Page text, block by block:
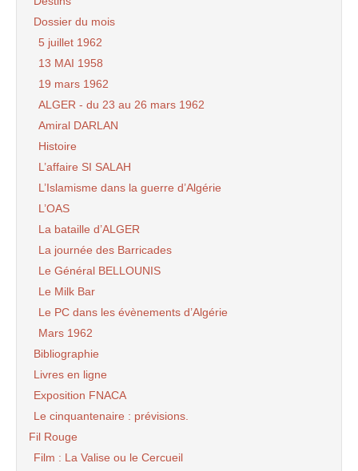
Dossier du mois
5 juillet 1962
13 MAI 1958
19 mars 1962
ALGER - du 23 au 26 mars 1962
Amiral DARLAN
Histoire
L’affaire SI SALAH
L’Islamisme dans la guerre d’Algérie
L’OAS
La bataille d’ALGER
La journée des Barricades
Le Général BELLOUNIS
Le Milk Bar
Le PC dans les évènements d’Algérie
Mars 1962
Bibliographie
Livres en ligne
Exposition FNACA
Le cinquantenaire : prévisions.
Fil Rouge
Film : La Valise ou le Cercueil